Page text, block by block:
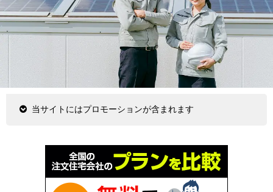
当サイトにはプロモーションが含まれます